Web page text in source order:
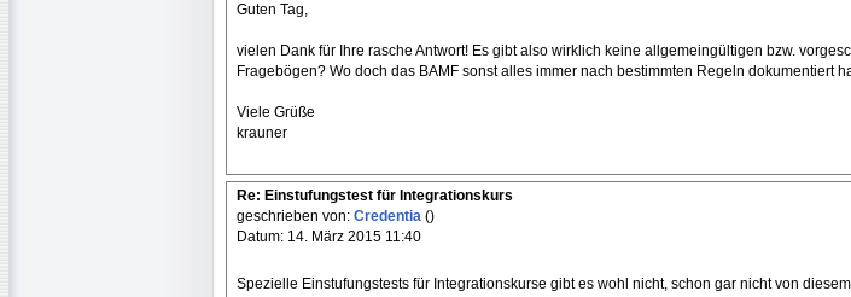
Guten Tag,
vielen Dank für Ihre rasche Antwort! Es gibt also wirklich keine allgemeingültigen bzw.
Fragebögen? Wo doch das BAMF sonst alles immer nach bestimmten Regeln dokumentiert
Viele Grüße
krauner
Re: Einstufungstest für Integrationskurs
geschrieben von: Credentia ()
Datum: 14. März 2015 11:40
Spezielle Einstufungstests für Integrationskurse gibt es wohl nicht, schon gar nicht von